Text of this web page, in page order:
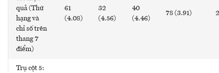
quả (Thứ
hạng và
chỉ số trên
thang 7
điểm)
61
(4.08)
32
(4.56)
40
(4.46)
78 (3.91)
Trụ cột 5: